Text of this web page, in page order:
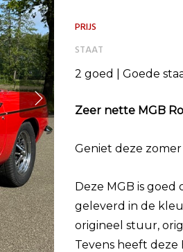
PRIJS
STAAT
2 goed | Goede
Zeer nette MGB
Geniet deze
Deze MGB is
geleverd in de
origineel stuur,
Tevens heeft deze